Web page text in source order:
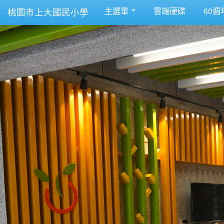
桃園市上大國民小學 主選單 雲端硬碟 60週